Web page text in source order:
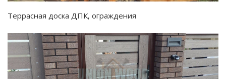
Террасная доска ДПК, ограждения